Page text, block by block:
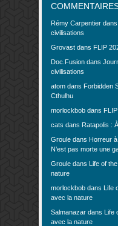
Rémy Carpentier dans
civilisations
Grovast dans FLIP
Doc.Fusion dans
civilisations
atom dans Forbidden
Cthulhu
morlockbob dans
cats dans Ratapolis :
Groule dans Horreur
N’est pas morte une
Groule dans Life of
nature
morlockbob dans Life
avec la nature
Salmanazar dans Life
avec la nature